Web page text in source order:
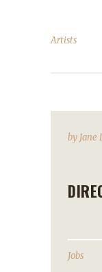
Artists
by Jane
Jobs